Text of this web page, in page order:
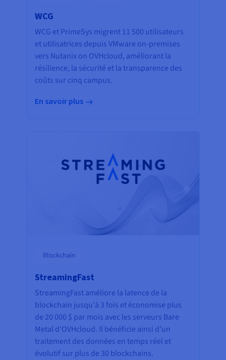
WCG
WCG et PrimeSys migrent 11 500 utilisateurs
et utilisatrices depuis VMware on-premises
vers Nutanix on OVHcloud, améliorant la
résilience, la sécurité et la transparence des
coûts sur cinq campus.
En savoir plus
Blockchain
StreamingFast
StreamingFast améliore la latence de la
blockchain jusqu'à 3 fois et économise plus
de 20 000 $ par mois avec les serveurs Bare
Metal d’OVHcloud. Il bénéficie ainsi d’un
traitement des données en temps réel et
évolutif sur plus de 30 blockchains.